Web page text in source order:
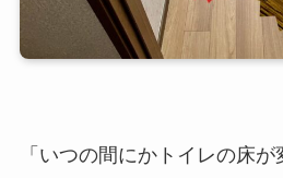
「いつの間にかトイレの床